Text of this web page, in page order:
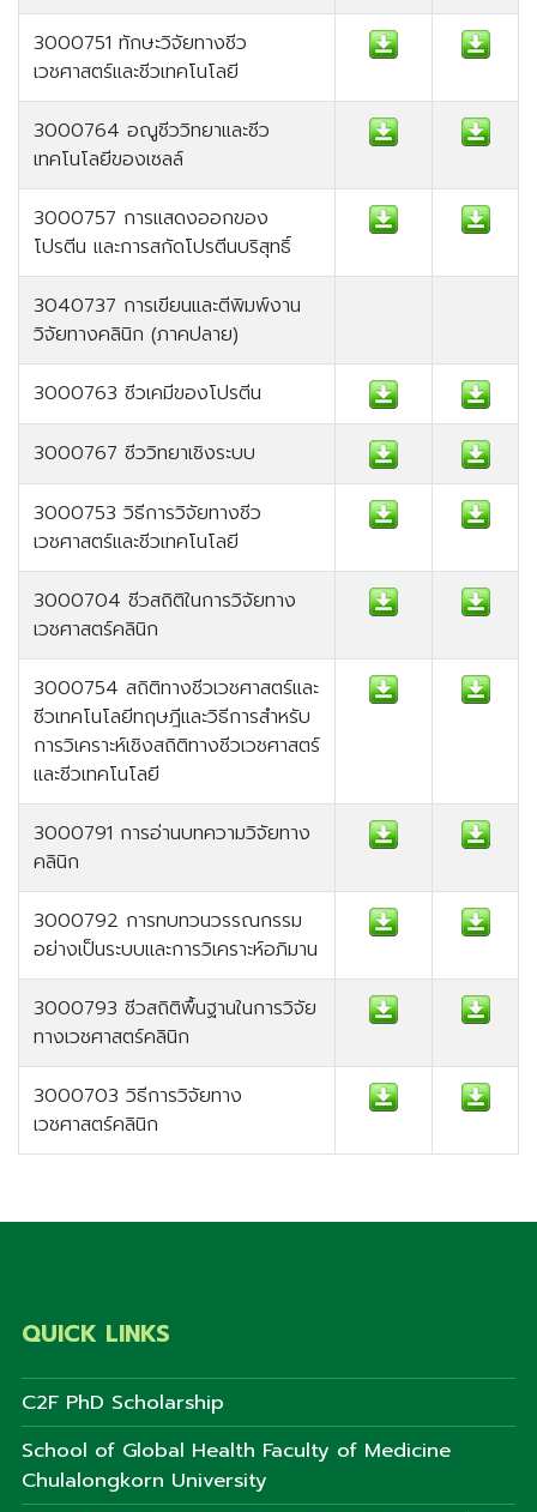
3000751 ทักษะวิจัยทางชีว
เวชศาสตร์และชีวเทคโนโลยี
3000764 อณูชีววิทยาและชีว
เทคโนโลยีของเซลล์
3000757 การแสดงออกของ
โปรตีน และการสกัดโปรตีนบริสุทธิ์
3040737 การเขียนและตีพิมพ์งาน
วิจัยทางคลินิก (ภาคปลาย)
3000763 ชีวเคมีของโปรตีน
3000767 ชีววิทยาเชิงระบบ
3000753 วิธีการวิจัยทางชีว
เวชศาสตร์และชีวเทคโนโลยี
3000704 ชีวสถิติในการวิจัยทาง
เวชศาสตร์คลินิก
3000754 สถิติทางชีวเวชศาสตร์และ
ชีวเทคโนโลยีทฤษฎีและวิธีการสำหรับ
การวิเคราะห์เชิงสถิติทางชีวเวชศาสตร์
และชีวเทคโนโลยี
3000791 การอ่านบทความวิจัยทาง
คลินิก
3000792 การทบทวนวรรณกรรม
อย่างเป็นระบบและการวิเคราะห์อภิมาน
3000793 ชีวสถิติพื้นฐานในการวิจัย
ทางเวชศาสตร์คลินิก
3000703 วิธีการวิจัยทาง
เวชศาสตร์คลินิก
QUICK LINKS
C2F PhD Scholarship
School of Global Health Faculty of Medicine
Chulalongkorn University